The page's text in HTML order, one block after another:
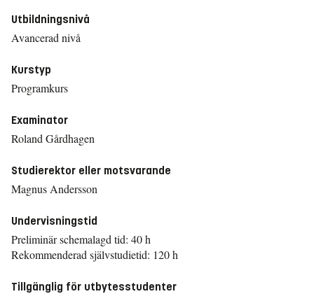
Utbildningsnivå
Avancerad nivå
Kurstyp
Programkurs
Examinator
Roland Gårdhagen
Studierektor eller motsvarande
Magnus Andersson
Undervisningstid
Preliminär schemalagd tid: 40 h
Rekommenderad självstudietid: 120 h
Tillgänglig för utbytesstudenter